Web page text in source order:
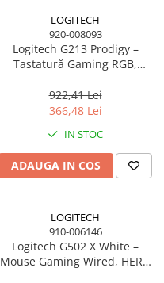
LOGITECH
920-008093
Logitech G213 Prodigy –
Tastatură Gaming RGB,
922,41 Lei
366,48 Lei
IN STOC
ADAUGA IN COS
LOGITECH
910-006146
Logitech G502 X White –
Mouse Gaming Wired, HERO